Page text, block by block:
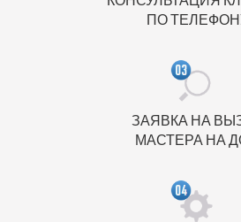
ПО
ЗАЯВКА НА
МАСТЕРА НА